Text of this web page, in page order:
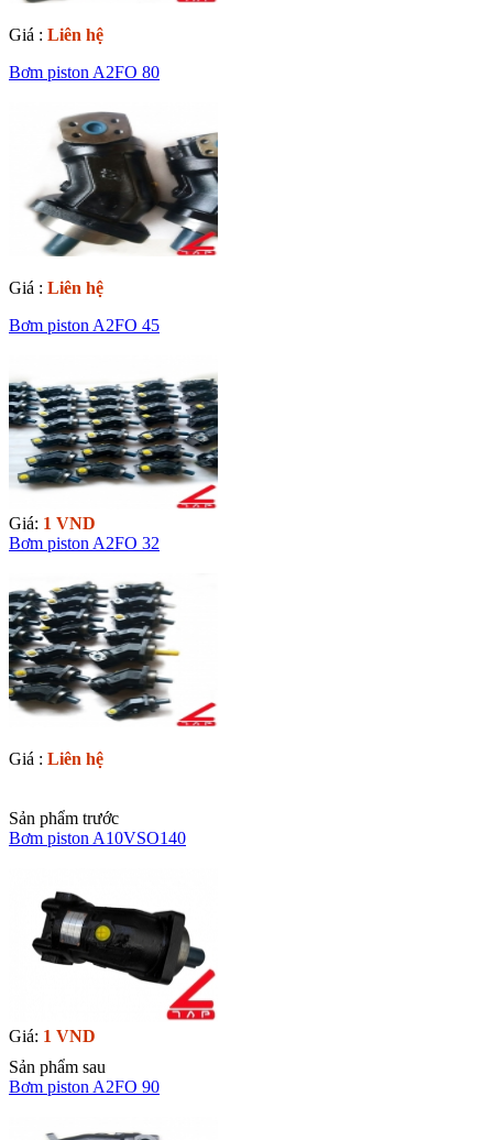
Giá : Liên hệ
Bơm piston A2FO 80
Giá : Liên hệ
Bơm piston A2FO 45
Giá: 1 VND
Bơm piston A2FO 32
Giá : Liên hệ
Sản phẩm trước
Bơm piston A10VSO140
Giá: 1 VND
Sản phẩm sau
Bơm piston A2FO 90